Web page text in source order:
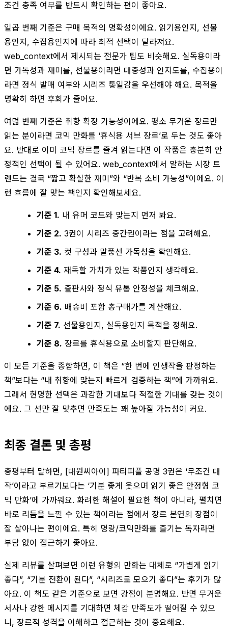
조건 충족 여부를 반드시 확인하는 편이 좋아요.
일곱 번째 기준은 구매 목적의 명확성이에요. 읽기용인지, 선물
용인지, 수집용인지에 따라 최적 선택이 달라져요.
web_context에서 제시되는 전문가 팁도 비슷해요. 실독용이라
면 가독성과 재미를, 선물용이라면 대중성과 인지도를, 수집용이
라면 정식 발매 여부와 시리즈 통일감을 우선해야 해요. 목적을
명확히 하면 후회가 줄어요.
여덟 번째 기준은 취향 확장 가능성이에요. 평소 무거운 장르만
읽는 분이라면 코믹 만화를 ‘휴식용 서브 장르’로 두는 것도 좋아
요. 반대로 이미 코믹 장르를 즐겨 읽는다면 이 작품은 충분히 안
정적인 선택이 될 수 있어요. web_context에서 말하는 시장 트
렌드는 결국 “짧고 확실한 재미”와 “반복 소비 가능성”이에요. 이
런 흐름에 잘 맞는 책인지 확인해보세요.
기준 1. 내 유머 코드와 맞는지 먼저 봐요.
기준 2. 3권이 시리즈 중간권이라는 점을 고려해요.
기준 3. 컷 구성과 말풍선 가독성을 확인해요.
기준 4. 재독할 가치가 있는 작품인지 생각해요.
기준 5. 출판사와 정식 유통 안정성을 체크해요.
기준 6. 배송비 포함 총구매가를 계산해요.
기준 7. 선물용인지, 실독용인지 목적을 정해요.
기준 8. 장르를 휴식용으로 소비할지 판단해요.
이 모든 기준을 종합하면, 이 책은 “한 번에 인생작을 판정하는
책”보다는 “내 취향에 맞는지 빠르게 검증하는 책”에 가까워요.
그래서 현명한 선택은 과감한 기대보다 적절한 기대를 갖는 것이
에요. 그 선만 잘 맞추면 만족도는 꽤 높아질 가능성이 커요.
최종 결론 및 총평
총평부터 말하면, [대원씨아이] 파티피플 공명 3권은 ‘무조건 대
작’이라고 부르기보다는 ‘기분 좋게 웃으며 읽기 좋은 안정형 코
믹 만화’에 가까워요. 화려한 해설이 필요한 책이 아니라, 펼치면
바로 리듬을 느낄 수 있는 책이라는 점에서 장르 본연의 장점이
잘 살아나는 편이에요. 특히 명랑/코믹만화를 즐기는 독자라면
부담 없이 접근하기 좋아요.
실제 리뷰를 살펴보면 이런 유형의 만화는 대체로 “가볍게 읽기
좋다”, “기분 전환이 된다”, “시리즈로 모으기 좋다”는 후기가 많
아요. 이 책도 같은 기준으로 보면 강점이 분명해요. 반면 무거운
서사나 강한 메시지를 기대하면 체감 만족도가 떨어질 수 있으
니, 장르적 성격을 이해하고 접근하는 것이 중요해요.